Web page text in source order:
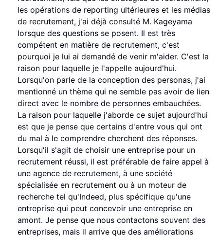
les opérations de reporting ultérieures et les médias
de recrutement, j'ai déjà consulté M. Kageyama
lorsque des questions se posent. Il est très
compétent en matière de recrutement, c'est
pourquoi je lui ai demandé de venir m'aider. C'est la
raison pour laquelle je l'appelle aujourd'hui.
Lorsqu'on parle de la conception des personas, j'ai
mentionné un thème qui ne semble pas avoir de lien
direct avec le nombre de personnes embauchées.
La raison pour laquelle j'aborde ce sujet aujourd'hui
est que je pense que certains d'entre vous qui ont
du mal à le comprendre cherchent des réponses.
Lorsqu'il s'agit de choisir une entreprise pour un
recrutement réussi, il est préférable de faire appel à
une agence de recrutement, à une société
spécialisée en recrutement ou à un moteur de
recherche tel qu'Indeed, plus spécifique qu'une
entreprise qui peut concevoir une entreprise en
amont. Je pense que nous contactons souvent des
entreprises, mais il arrive que des améliorations